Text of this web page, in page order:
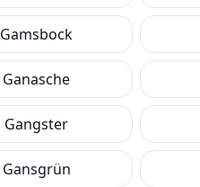
Gamsbock
Ganasche
Gangster
Gansgrün